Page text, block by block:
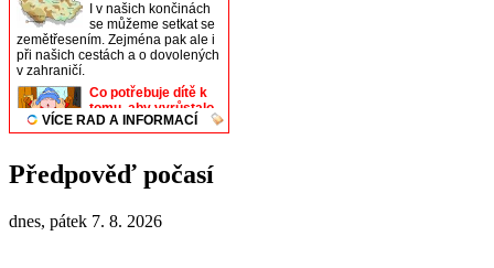
Předpověď počasí
dnes, pátek 7. 8. 2026